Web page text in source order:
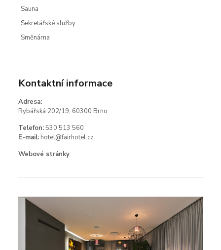
Sauna
Sekretářské služby
Směnárna
Kontaktní informace
Adresa:
Rybářská 202/19, 60300 Brno
Telefon:530 513 560
E-mail: hotel@fairhotel.cz
Webové stránky